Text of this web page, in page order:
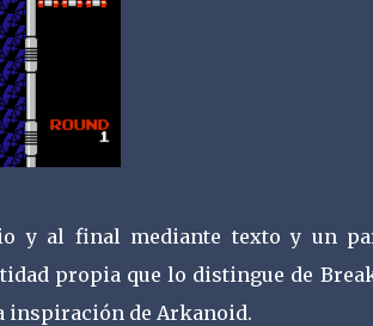
y al final mediante texto y un
propia que lo distingue de
inspiración de Arkanoid.